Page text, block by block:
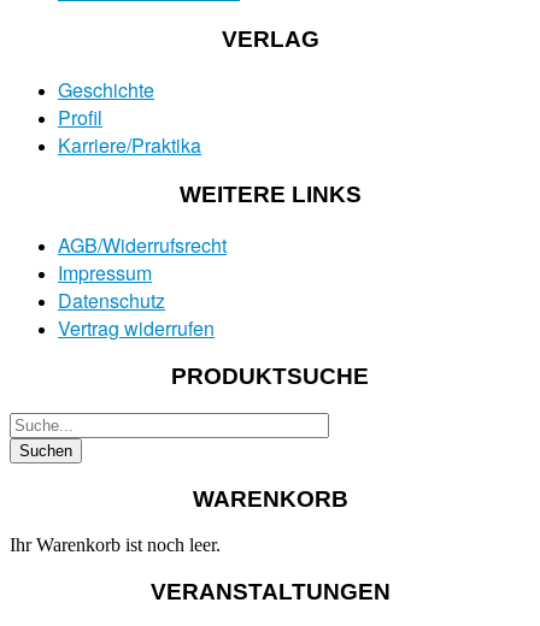
VERLAG
Geschichte
Profil
Karriere/Praktika
WEITERE LINKS
AGB/Widerrufsrecht
Impressum
Datenschutz
Vertrag widerrufen
PRODUKTSUCHE
WARENKORB
Ihr Warenkorb ist noch leer.
VERANSTALTUNGEN